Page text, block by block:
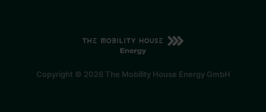
Copyright © 2026 The Mobility House Energy GmbH